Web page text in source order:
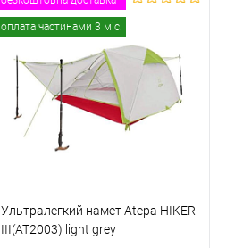
оплата частинами 3 міс.
Ультралегкий намет Atepa HIKER
III(AT2003) light grey